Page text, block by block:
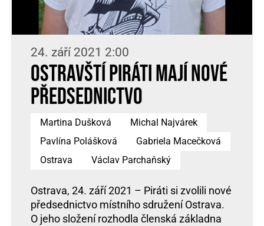
24. září 2021 2:00
Ostravští Piráti mají nové
předsednictvo
Martina Dušková
Michal Najvárek
Pavlína Polášková
Gabriela Macečková
Ostrava
Václav Parchaňský
Ostrava, 24. září 2021 – Piráti si zvolili nové
předsednictvo místního sdružení Ostrava.
O jeho složení rozhodla členská základna